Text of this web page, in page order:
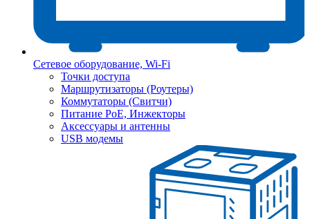
Сетевое оборудование, Wi-Fi
Точки доступа
Маршрутизаторы (Роутеры)
Коммутаторы (Свитчи)
Питание PoE, Инжекторы
Аксессуары и антенны
USB модемы